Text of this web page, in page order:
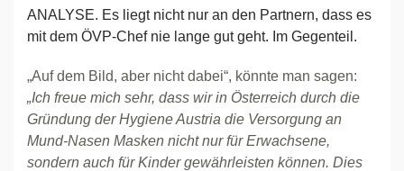
ANALYSE. Es liegt nicht nur an den Partnern, dass es
mit dem ÖVP-Chef nie lange gut geht. Im Gegenteil.
„Auf dem Bild, aber nicht dabei“, könnte man sagen:
„Ich freue mich sehr, dass wir in Österreich durch die
Gründung der Hygiene Austria die Versorgung an
Mund-Nasen Masken nicht nur für Erwachsene,
sondern auch für Kinder gewährleisten können. Dies